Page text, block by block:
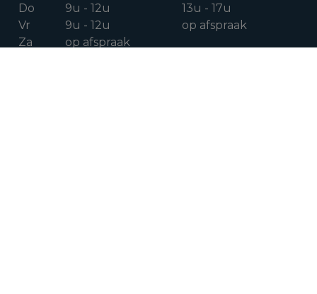
Do
9u - 12u
13u - 17u
Vr
9u - 12u
op afspraak
Za
op afspraak